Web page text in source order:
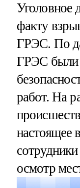
Уголовное
факту
ГРЭС. По
ГРЭС были
работ. На
настоящее
осмотр